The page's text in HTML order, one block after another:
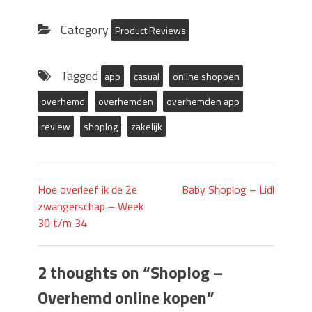
new
window)
new
window)
Category Product Reviews
Tagged app casual
online shoppen
overhemd
overhemden
overhemden app
review
shoplog zakelijk
Hoe overleef ik de 2e
zwangerschap – Week
30 t/m 34
Baby Shoplog – Lidl
2 thoughts on “Shoplog –
Overhemd online kopen”